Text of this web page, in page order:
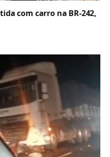
com carro na BR-242,